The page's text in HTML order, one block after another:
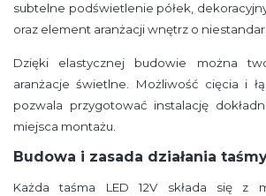
subtelne podświetlenie półek,
oraz element aranżacji wnętrz o
Dzięki elastycznej budowie można
aranżacje świetlne. Możliwość cięcia i
pozwala przygotować instalację
miejsca montażu.
Budowa i zasada działania taśmy
Każda taśma LED 12V składa się z